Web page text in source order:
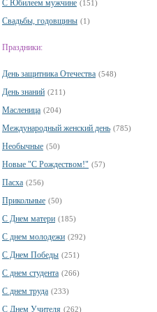
С Юбилеем мужчине (151)
Свадьбы, годовщины (1)
Праздники:
День защитника Отечества (548)
День знаний (211)
Масленица (204)
Международный женский день (785)
Необычные (50)
Новые "С Рождеством!" (57)
Пасха (256)
Прикольные (50)
С Днем матери (185)
С днем молодежи (292)
С Днем Победы (251)
С днем студента (266)
С днем труда (233)
С Днем Учителя (262)